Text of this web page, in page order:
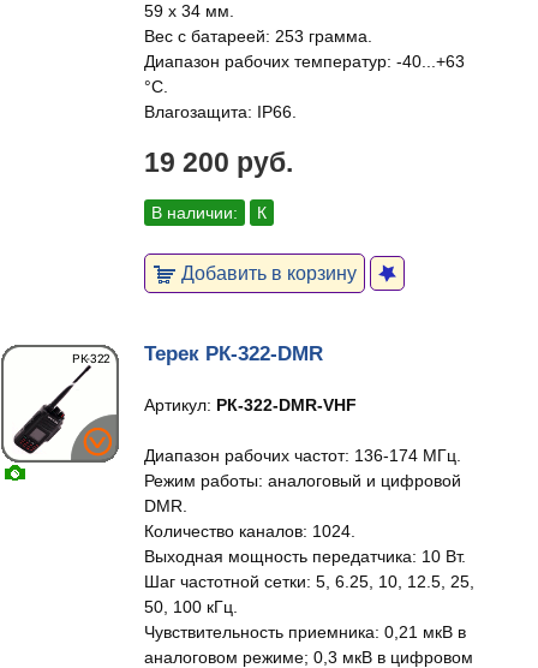
59 х 34 мм.
Вес с батареей: 253 грамма.
Диапазон рабочих температур: -40...+63
°C.
Влагозащита: IP66.
19 200 руб.
В наличии: К
Добавить в корзину
Терек РК-322-DMR
Артикул: РК-322-DMR-VHF
Диапазон рабочих частот: 136-174 МГц.
Режим работы: аналоговый и цифровой
DMR.
Количество каналов: 1024.
Выходная мощность передатчика: 10 Вт.
Шаг частотной сетки: 5, 6.25, 10, 12.5, 25,
50, 100 кГц.
Чувствительность приемника: 0,21 мкВ в
аналоговом режиме; 0,3 мкВ в цифровом